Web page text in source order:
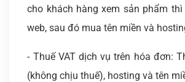
cho khách hàng xem sản phẩm
web, sau đó mua tên miền và
- Thuế VAT dịch vụ trên hóa đơn:
(không chịu thuế), hosting và tên